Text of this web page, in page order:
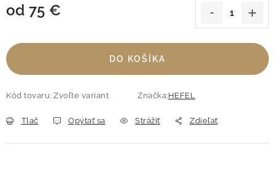
od 75 €
DO KOŠÍKA
Kód tovaru: Zvoľte variant Značka:HEFEL
Tlač Opýtať sa Strážiť Zdieľať